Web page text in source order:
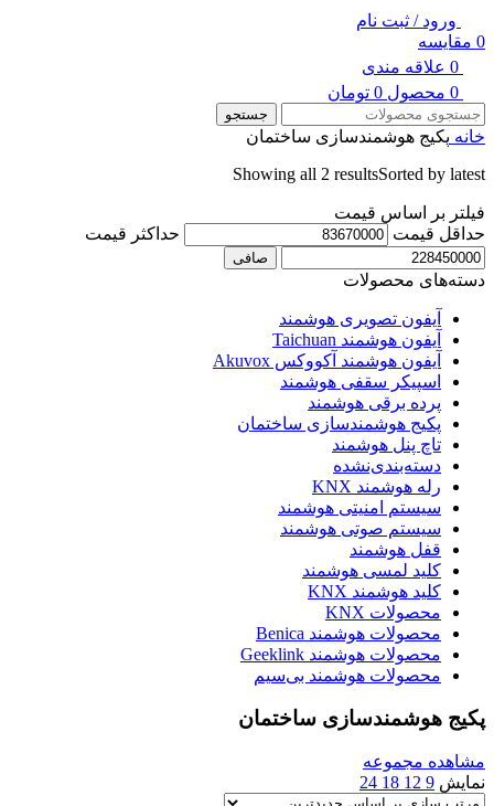
ورود / ثبت نام
0 مقایسه
0 علاقه مندی
0 محصول 0 تومان
جستجو
خانه پکیج هوشمندسازی ساختمان
Showing all 2 resultsSorted by latest
فیلتر بر اساس قیمت
حداقل قیمت
حداكثر قيمت
صافی
دسته‌های محصولات
آیفون تصویری هوشمند
آیفون هوشمند Taichuan
آیفون هوشمند آکووکس Akuvox
اسپیکر سقفی هوشمند
پرده برقی هوشمند
پکیج هوشمندسازی ساختمان
تاچ پنل هوشمند
دسته‌بندی‌نشده
رله هوشمند KNX
سیستم امنیتی هوشمند
سیستم صوتی هوشمند
قفل هوشمند
کلید لمسی هوشمند
کلید هوشمند KNX
محصولات KNX
محصولات هوشمند Benica
محصولات هوشمند Geeklink
محصولات هوشمند بی‌سیم
پکیج هوشمندسازی ساختمان
مشاهده مجموعه
نمایش 9
12
18
24